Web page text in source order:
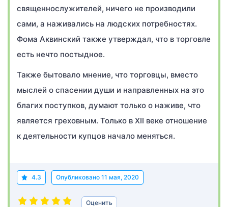
священнослужителей, ничего не производили
сами, а наживались на людских потребностях.
Фома Аквинский также утверждал, что в торговле
есть нечто постыдное.
Также бытовало мнение, что торговцы, вместо
мыслей о спасении души и направленных на это
благих поступков, думают только о наживе, что
является греховным. Только в XII веке отношение
к деятельности купцов начало меняться.
4.3 Опубликовано 11 мая, 2020
Оценить